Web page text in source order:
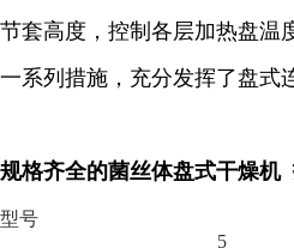
节套高度，控制各层加热盘温
一系列措施，充分发挥了盘式
规格齐全的菌丝体盘式干燥机
型号
5